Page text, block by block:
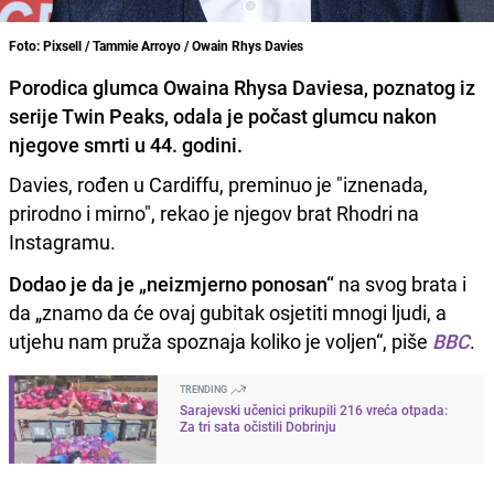
Foto: Pixsell / Tammie Arroyo / Owain Rhys Davies
Porodica glumca Owaina Rhysa Daviesa, poznatog iz
serije Twin Peaks, odala je počast glumcu nakon
njegove smrti u 44. godini.
Davies, rođen u Cardiffu, preminuo je "iznenada,
prirodno i mirno", rekao je njegov brat Rhodri na
Instagramu.
Dodao je da je „neizmjerno ponosan“ na svog brata i
da „znamo da će ovaj gubitak osjetiti mnogi ljudi, a
utjehu nam pruža spoznaja koliko je voljen“, piše BBC.
TRENDING
Sarajevski učenici prikupili 216 vreća otpada:
Za tri sata očistili Dobrinju